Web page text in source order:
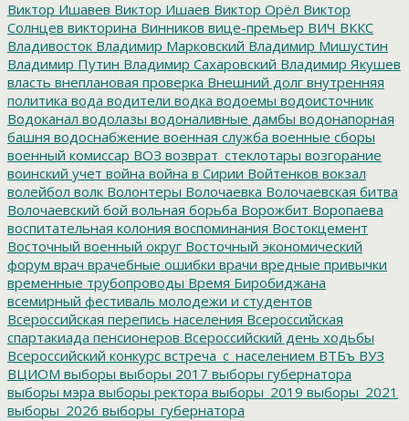
Виктор Ишавев Виктор Ишаев Виктор Орёл Виктор
Солнцев викторина Винников вице-премьер ВИЧ ВККС
Владивосток Владимир Марковский Владимир Мишустин
Владимир Путин Владимир Сахаровский Владимир Якушев
власть внеплановая проверка Внешний долг внутренняя
политика вода водители водка водоемы водоисточник
Водоканал водолазы водоналивные дамбы водонапорная
башня водоснабжение военная служба военные сборы
военный комиссар ВОЗ возврат_стеклотары возгорание
воинский учет война война в Сирии Войтенков вокзал
волейбол волк Волонтеры Волочаевка Волочаевская битва
Волочаевский бой вольная борьба Ворожбит Воропаева
воспитательная колония воспоминания Востокцемент
Восточный военный округ Восточный экономический
форум врач врачебные ошибки врачи вредные привычки
временные трубопроводы Время Биробиджана
всемирный фестиваль молодежи и студентов
Всероссийская перепись населения Всероссийская
спартакиада пенсионеров Всероссийский день ходьбы
Всероссийский конкурс встреча_с_населением ВТБъ ВУЗ
ВЦИОМ выборы выборы 2017 выборы губернатора
выборы мэра выборы ректора выборы_2019 выборы_2021
выборы_2026 выборы_губернатора